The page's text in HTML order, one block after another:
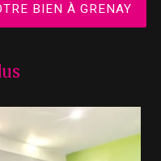
BIEN À GRENAY